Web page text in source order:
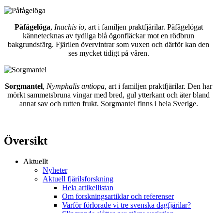
Påfågelöga, Inachis io, art i familjen praktfjärilar. Påfågelögat
kännetecknas av tydliga blå ögonfläckar mot en rödbrun
bakgrundsfärg. Fjärilen övervintrar som vuxen och därför kan den
ses mycket tidigt på våren.
Sorgmantel, Nymphalis antiopa, art i familjen praktfjärilar. Den har
mörkt sammetsbruna vingar med bred, gul ytterkant och äter bland
annat sav och rutten frukt. Sorgmantel finns i hela Sverige.
Översikt
Aktuellt
Nyheter
Aktuell fjärilsforskning
Hela artikellistan
Om forskningsartiklar och referenser
Varför förlorade vi tre svenska dagfjärilar?